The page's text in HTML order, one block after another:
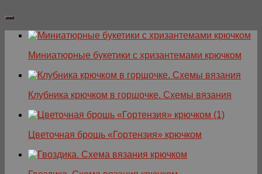
Миниатюрные букетики с хризантемами крючком
Клубника крючком в горшочке. Схемы вязания
Цветочная брошь «Гортензия» крючком